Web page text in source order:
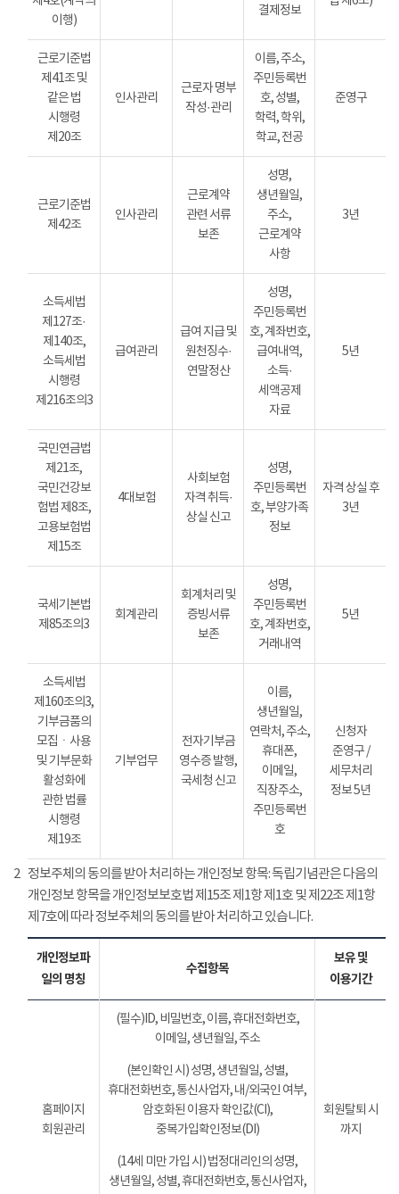
이행)
결제정보
근로기준법
제41조 및
같은 법
시행령
제20조
인사관리
근로자 명부
작성·관리
이름, 주소,
주민등록번
호, 성별,
학력, 학위,
학교, 전공
준영구
근로기준법
제42조
인사관리
근로계약
관련 서류
보존
성명,
생년월일,
주소,
근로계약
사항
3년
소득세법
제127조·
제140조,
소득세법
시행령
제216조의3
급여관리
급여 지급 및
원천징수·
연말정산
성명,
주민등록번
호, 계좌번호,
급여내역,
소득·
세액공제
자료
5년
국민연금법
제21조,
국민건강보
험법 제8조,
고용보험법
제15조
4대보험
사회보험
자격 취득·
상실 신고
성명,
주민등록번
호, 부양가족
정보
자격 상실 후
3년
국세기본법
제85조의3
회계관리
회계처리 및
증빙서류
보존
성명,
주민등록번
호, 계좌번호,
거래내역
5년
소득세법
제160조의3,
기부금품의
모집ㆍ사용
및 기부문화
활성화에
관한 법률
시행령
제19조
기부업무
전자기부금
영수증 발행,
국세청 신고
이름,
생년월일,
연락처, 주소,
휴대폰,
이메일,
직장주소,
주민등록번
호
신청자
준영구 /
세무처리
정보 5년
2 정보주체의 동의를 받아 처리하는 개인정보 항목: 독립기념관은 다음의
개인정보 항목을 개인정보보호법 제15조 제1항 제1호 및 제22조 제1항
제7호에 따라 정보주체의 동의를 받아 처리하고 있습니다.
개인정보파
일의 명칭
수집항목
보유 및
이용기간
홈페이지
회원관리
(필수)ID, 비밀번호, 이름, 휴대전화번호,
이메일, 생년월일, 주소
(본인확인 시) 성명, 생년월일, 성별,
휴대전화번호, 통신사업자, 내/외국인 여부,
암호화된 이용자 확인값(CI),
중복가입확인정보(DI)
(14세 미만 가입 시) 법정대리인의 성명,
생년월일, 성별, 휴대전화번호, 통신사업자,
회원탈퇴 시
까지